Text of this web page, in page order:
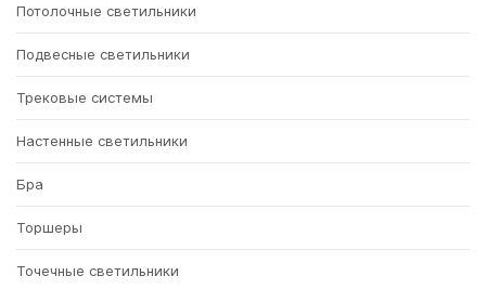
Потолочные светильники
Подвесные светильники
Трековые системы
Настенные светильники
Бра
Торшеры
Точечные светильники